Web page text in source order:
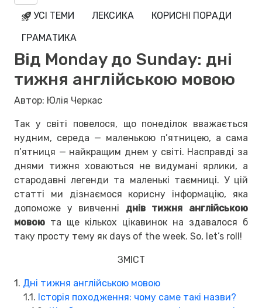
УСІ ТЕМИ ЛЕКСИКА
КОРИСНІ ПОРАДИ
ГРАМАТИКА
Від Monday до Sunday: дні
тижня англійською мовою
Автор: Юлія Черкас
Так у світі повелося, що понеділок вважається
нудним, середа — маленькою п’ятницею, а сама
п’ятниця — найкращим днем у світі. Насправді за
днями тижня ховаються не видумані ярлики, а
стародавні легенди та маленькі таємниці. У цій
статті ми дізнаємося корисну інформацію, яка
допоможе у вивченні днів тижня англійською
мовою та ще кількох цікавинок на здавалося б
таку просту тему як days of the week. So, let’s roll!
ЗМІСТ
1. Дні тижня англійською мовою
1.1. Історія походження: чому саме такі назви?